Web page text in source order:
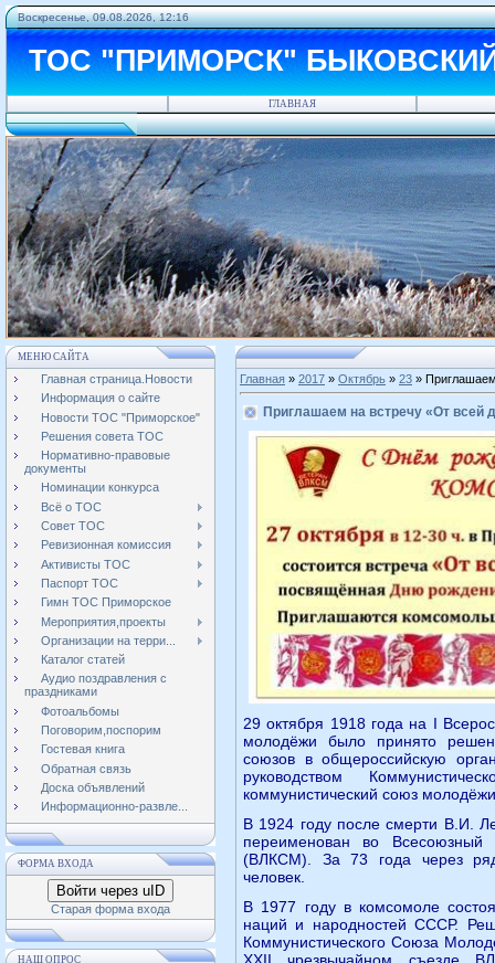
Воскресенье, 09.08.2026, 12:16
ТОС "ПРИМОРСК"
ГЛАВНАЯ
МЕНЮ САЙТА
Главная страница.Новости
Информация о сайте
Новости ТОС "Приморское"
Решения совета ТОС
Нормативно-правовые
документы
Номинации конкурса
Всё о ТОС
Совет ТОС
Ревизионная комиссия
Активисты ТОС
Паспорт ТОС
Гимн ТОС Приморское
Мероприятия,проекты
Организации на терри...
Каталог статей
Аудио поздравления с
праздниками
Фотоальбомы
Поговорим,поспорим
Гостевая книга
Обратная связь
Доска объявлений
Информационно-развле...
ФОРМА ВХОДА
Войти через uID
Старая форма входа
НАШ ОПРОС
Главная » 2017 » Октябрь » 23 »
Приглашаем на встречу «От
29 октября 1918 года на I
молодёжи было принято
союзов в общероссийскую
руководством
коммунистический союз
В 1924 году после смерти В.И.
переименован во Всесоюзный
(ВЛКСМ). За 73 года через
человек.
В 1977 году в комсомоле
наций и народностей СССР.
Коммунистического Союза